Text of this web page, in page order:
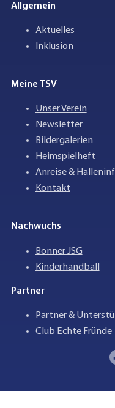
Allgemein
Aktuelles
Inklusion
Meine TSV
Unser Verein
Newsletter
Bildergalerien
Heimspielheft
Anreise &
Kontakt
Nachwuchs
Bonner JSG
Kinderhandball
Partner
Partner &
Club Echte Fründe